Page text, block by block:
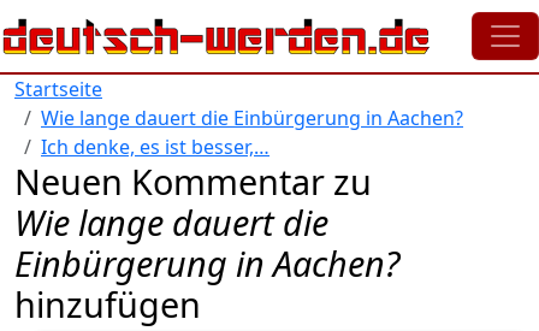
Direkt zum Inhalt
Startseite
Wie lange dauert die Einbürgerung in Aachen?
Ich denke, es ist besser,…
Neuen Kommentar zu
Wie lange dauert die
Einbürgerung in Aachen?
hinzufügen